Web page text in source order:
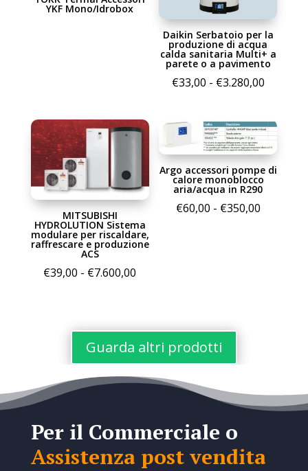
YKF Mono/Idrobox
Daikin Serbatoio per la
produzione di acqua
calda sanitaria Multi+ a
parete o a pavimento
€33,00 - €3.280,00Fascia
da
€33,00
a
MITSUBISHI
HYDROLUTION Sistema
modulare per riscaldare,
raffrescare e produzione
ACS
€39,00 - €7.600,00
da
€39,00
a
€7.600,00
Argo accessori pompe di
calore monoblocco
aria/acqua in R290
€60,00 - €350,00Fascia
Guarda altri prodotti
Per il Commerciale o
Assistenza post vendita